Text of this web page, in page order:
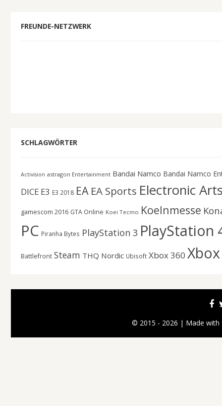
FREUNDE-NETZWERK
SCHLAGWÖRTER
Activision astragon Entertainment Bandai Namco Bandai Namco
DICE E3 E3 2018 EA EA Sports Electronic
gamescom 2016 GTA Online Koei Tecmo Koelnmesse
PC Piranha Bytes PlayStation 3 PlayStation
Battlefront Steam THQ Nordic Ubisoft Xbox 360
© 2015 - 2026 | Made